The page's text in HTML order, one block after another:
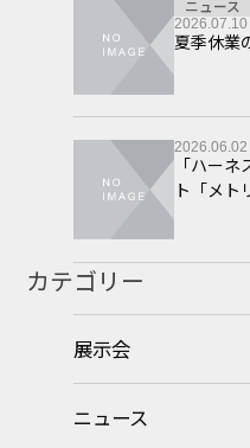
ニュース
2026.07.10
夏季休業
2026.06.02
「ハーネ
ト「メト
カテゴリー
展示会
ニュース